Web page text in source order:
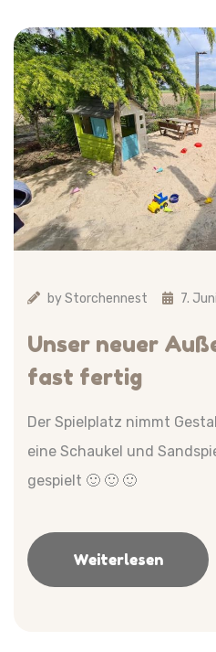
byStorchennest 7.
Unser neuer
fast fertig
Der Spielplatz nimmt
eine Schaukel und
gespielt 🙂 🙂 🙂
Weiterlesen